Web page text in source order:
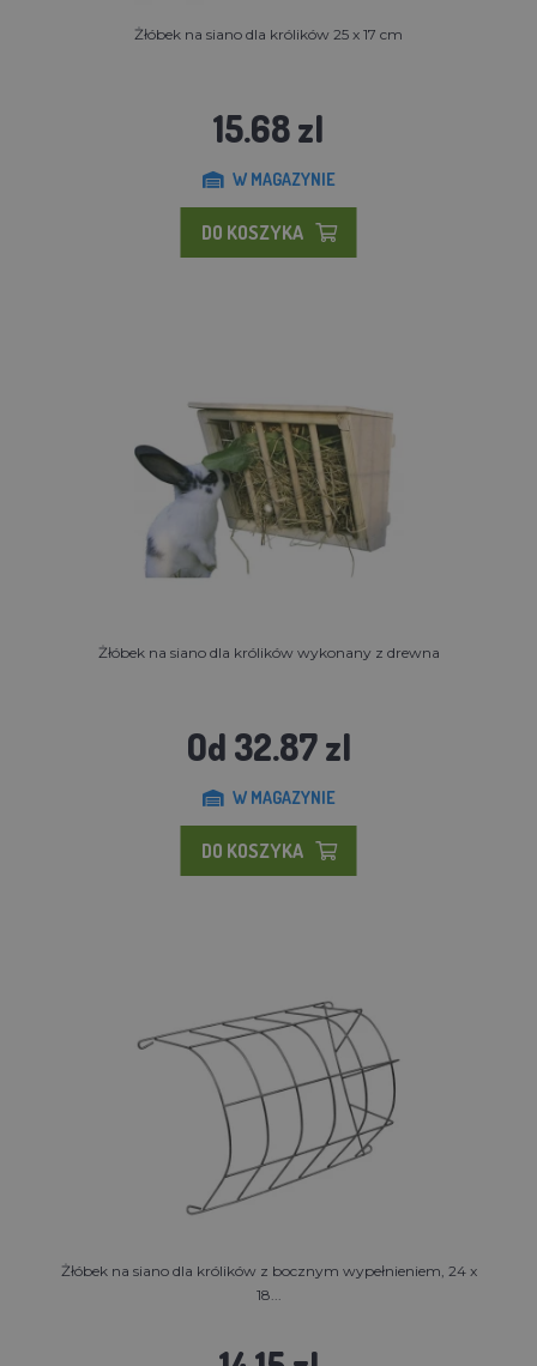
Żłóbek na siano dla królików 25 x 17 cm
15.68 zl
W MAGAZYNIE
DO KOSZYKA
Żłóbek na siano dla królików wykonany z drewna
Od 32.87 zl
W MAGAZYNIE
DO KOSZYKA
Żłóbek na siano dla królików z bocznym wypełnieniem, 24 x
18...